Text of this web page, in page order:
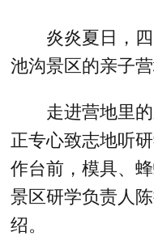
炎炎夏日，
池沟景区的亲子
走进营地里
正专心致志地听
作台前，模具、
景区研学负责人
绍。